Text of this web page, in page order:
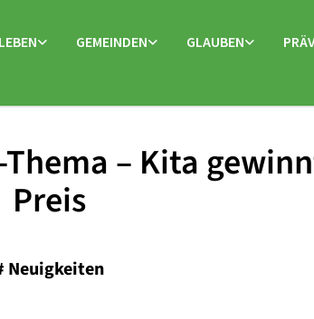
GEMEINDEN GLAUBEN
– Kita
Preis
Neuigkeiten